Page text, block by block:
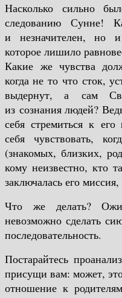
Насколько сильно
следованию Сунне!
и незначителен, но
которое лишило
Какие же чувства
когда не то что сток,
выдернут, а сам
из сознания людей?
себя стремиться к
себя чувствовать,
(знакомых, близких,
кому неизвестно, кто
заключалась его
Что же делать?
невозможно сделать
последовательность.
Постарайтесь
присущи вам: может,
отношение к